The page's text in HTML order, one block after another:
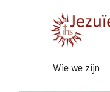
Wie we zijn